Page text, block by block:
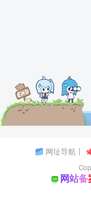
网址导航 丨
网站